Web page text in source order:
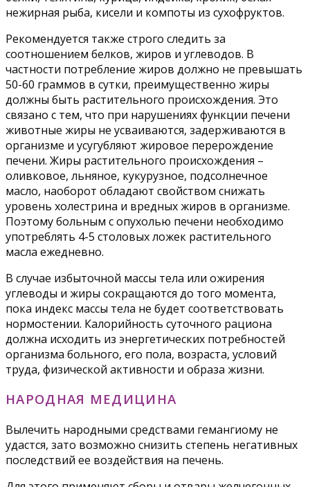
нежирная рыба, кисели и компоты из сухофруктов.
Рекомендуется также строго следить за
соотношением белков, жиров и углеводов. В
частности потребление жиров должно не превышать
50-60 граммов в сутки, преимущественно жиры
должны быть растительного происхождения. Это
связано с тем, что при нарушениях функции печени
животные жиры не усваиваются, задерживаются в
организме и усугубляют жировое перерождение
печени. Жиры растительного происхождения –
оливковое, льняное, кукурузное, подсолнечное
масло, наоборот обладают свойством снижать
уровень холестрина и вредных жиров в организме.
Поэтому больным с опухолью печени необходимо
употреблять 4-5 столовых ложек растительного
масла ежедневно.
В случае избыточной массы тела или ожирения
углеводы и жиры сокращаются до того момента,
пока индекс массы тела не будет соответствовать
нормостении. Калорийность суточного рациона
должна исходить из энергетических потребностей
организма больного, его пола, возраста, условий
труда, физической активности и образа жизни.
НАРОДНАЯ МЕДИЦИНА
Вылечить народными средствами гемангиому не
удастся, зато возможно снизить степень негативных
последствий ее воздействия на печень.